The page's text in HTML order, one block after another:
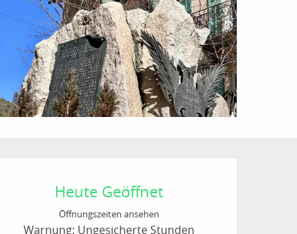
Öffnungszeiten &
Heute Geöffnet
Öffnungszeiten ansehen
Warnung: Ungesicherte Stunden